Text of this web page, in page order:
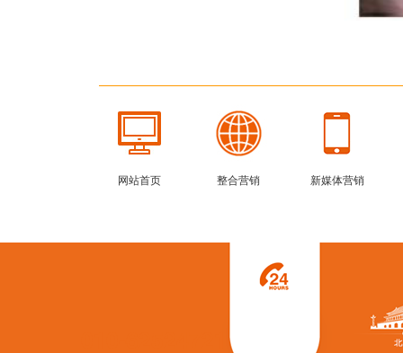
网站首页 整合营销 新媒体营销